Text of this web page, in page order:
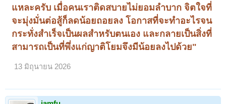
แหละครับ เมื่อคนเราติดสบายไม่ยอมลำบาก จิตใจที่
จะมุ่งมั่นต่อสู้ก็ลดน้อยถอยลง โอกาสที่จะทำอะไรจน
กระทั่งสำเร็จเป็นผลสำหรับตนเอง และกลายเป็นสิ่งที่
สามารถเป็นที่พึ่งแก่ญาติโยมจึงมีน้อยลงไปด้วย"
13 มิถุนายน 2026